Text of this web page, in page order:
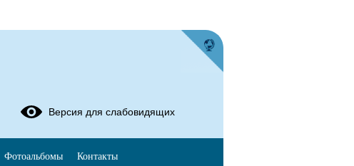
Версия для слабовидящих
Фотоальбомы Контакты